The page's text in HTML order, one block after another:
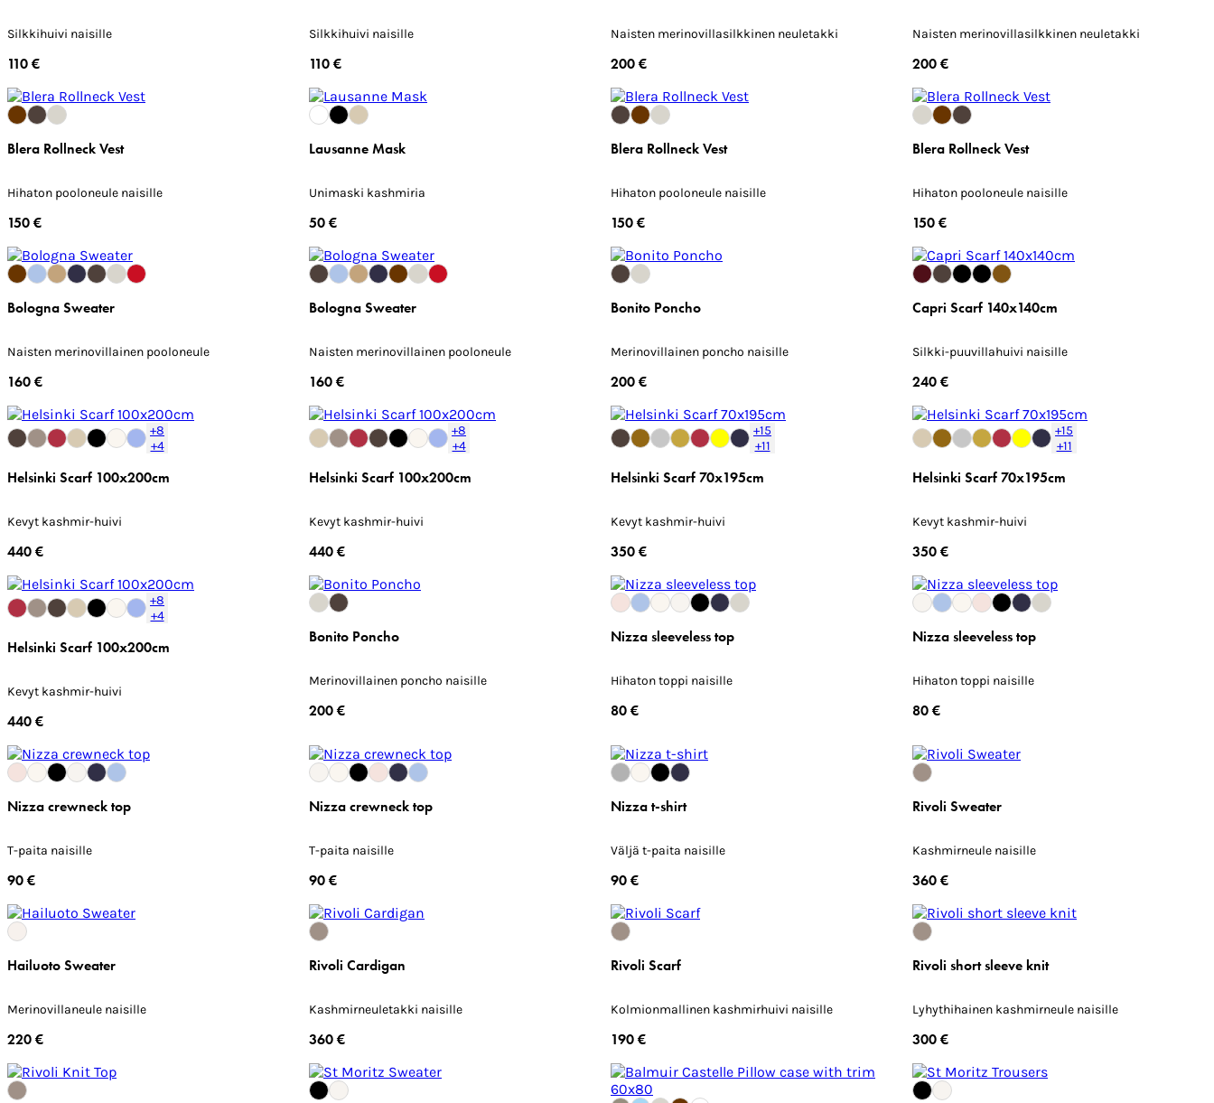
Silkkihuivi naisille
110 €
Silkkihuivi naisille
110 €
Naisten merinovillasilkkinen neuletakki
200 €
Naisten merinovillasilkkinen neuletakki
200 €
Blera Rollneck Vest
Hihaton pooloneule naisille
150 €
Lausanne Mask
Unimaski kashmiria
50 €
Blera Rollneck Vest
Hihaton pooloneule naisille
150 €
Blera Rollneck Vest
Hihaton pooloneule naisille
150 €
Bologna Sweater
Naisten merinovillainen pooloneule
160 €
Bologna Sweater
Naisten merinovillainen pooloneule
160 €
Bonito Poncho
Merinovillainen poncho naisille
200 €
Capri Scarf 140x140cm
Silkki-puuvillahuivi naisille
240 €
+8
+4
Helsinki Scarf 100x200cm
Kevyt kashmir-huivi
440 €
+8
+4
Helsinki Scarf 100x200cm
Kevyt kashmir-huivi
440 €
+15
+11
Helsinki Scarf 70x195cm
Kevyt kashmir-huivi
350 €
+15
+11
Helsinki Scarf 70x195cm
Kevyt kashmir-huivi
350 €
+8
+4
Helsinki Scarf 100x200cm
Kevyt kashmir-huivi
440 €
Bonito Poncho
Merinovillainen poncho naisille
200 €
Nizza sleeveless top
Hihaton toppi naisille
80 €
Nizza sleeveless top
Hihaton toppi naisille
80 €
Nizza crewneck top
T-paita naisille
90 €
Nizza crewneck top
T-paita naisille
90 €
Nizza t-shirt
Väljä t-paita naisille
90 €
Rivoli Sweater
Kashmirneule naisille
360 €
Hailuoto Sweater
Merinovillaneule naisille
220 €
Rivoli Cardigan
Kashmirneuletakki naisille
360 €
Rivoli Scarf
Kolmionmallinen kashmirhuivi naisille
190 €
Rivoli short sleeve knit
Lyhythihainen kashmirneule naisille
300 €